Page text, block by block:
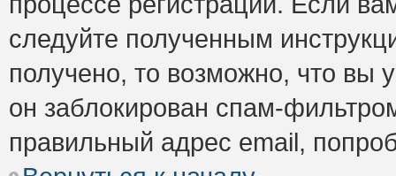
следуйте полученным
получено, то возможно, что вы
он заблокирован спам-
правильный адрес email,